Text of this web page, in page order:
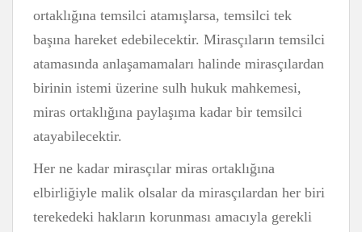
ortaklığına temsilci atamışlarsa, temsilci tek
başına hareket edebilecektir. Mirasçıların temsilci
atamasında anlaşamamaları halinde mirasçılardan
birinin istemi üzerine sulh hukuk mahkemesi,
miras ortaklığına paylaşıma kadar bir temsilci
atayabilecektir.
Her ne kadar mirasçılar miras ortaklığına
elbirliğiyle malik olsalar da mirasçılardan her biri
terekedeki hakların korunması amacıyla gerekli